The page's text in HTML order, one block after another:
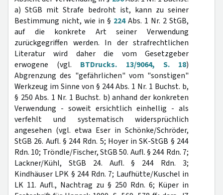
a) StGB mit Strafe bedroht ist, kann zu seiner
Bestimmung nicht, wie in § 224Abs. 1 Nr. 2 StGB,
auf die konkrete Art seiner Verwendung
zurückgegriffen werden. In der strafrechtlichen
Literatur wird daher die vom Gesetzgeber
erwogene (vgl. BTDrucks. 13/9064, S. 18)
Abgrenzung des "gefährlichen" vom "sonstigen"
Werkzeug im Sinne von § 244 Abs. 1 Nr. 1 Buchst. b,
§ 250 Abs. 1 Nr. 1 Buchst. b) anhand der konkreten
Verwendung - soweit ersichtlich einhellig - als
verfehlt und systematisch widersprüchlich
angesehen (vgl. etwa Eser in Schönke/Schröder,
StGB 26. Aufl. § 244 Rdn. 5; Hoyer in SK-StGB § 244
Rdn. 10; Tröndle/Fischer, StGB 50. Aufl. § 244 Rdn. 7;
Lackner/Kühl, StGB 24. Aufl. § 244 Rdn. 3;
Kindhäuser LPK § 244 Rdn. 7; Laufhütte/Kuschel in
LK 11. Aufl., Nachtrag zu § 250 Rdn. 6; Küper in